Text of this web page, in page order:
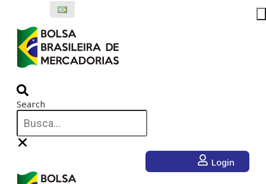
conteúdo
Search
Login